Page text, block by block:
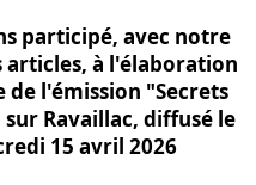
participé, avec notre
articles, à l'élaboration
de l'émission "Secrets
Ravaillac, diffusé le
15 avril 2026